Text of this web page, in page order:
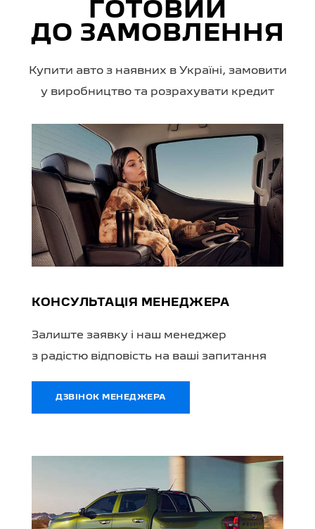
ГОТОВИЙ
ДО ЗАМОВЛЕННЯ
Купити авто з наявних в Україні, замовити
у виробництво та розрахувати кредит
КОНСУЛЬТАЦІЯ МЕНЕДЖЕРА
Залиште заявку і наш менеджер
з радістю відповість на ваші запитання
ДЗВІНОК МЕНЕДЖЕРА